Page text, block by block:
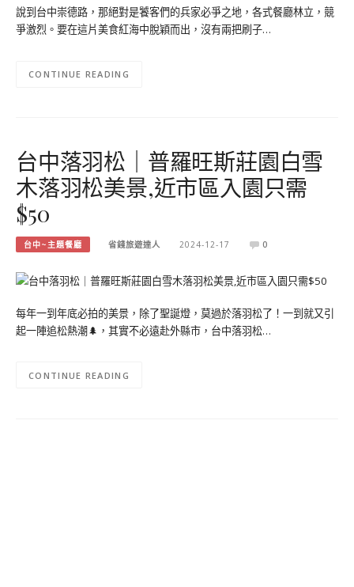
說到台中崇德路，那絕對是饕客們的兵家必爭之地，各式餐廳林立，競
爭激烈。要在這片美食紅海中脫穎而出，沒有兩把刷子…
CONTINUE READING
台中落羽松｜普羅旺斯莊園白雪
木落羽松美景,近市區入園只需
$50
台中~主題餐廳 省錢旅遊達人 2024-12-17 0
每年一到年底必拍的美景，除了聖誕燈，莫過於落羽松了！一到就又引
起一陣追松熱潮🌲，其實不必遠赴外縣市，台中落羽松…
CONTINUE READING